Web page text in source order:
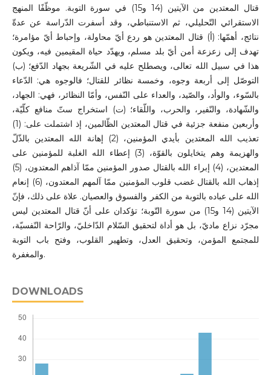
قتال المعتدين من الآيتين (14 و15) في سورة التوبة. موظّفًا المنهج
الاستقرائي التّحليلي، ثم الاستنباطي، وقد أسفرت الدّراسة عن عدةّ
نتائج، أهمّها: (أ) قتال المعتدين هو ردع أيّ محاولة، وإحباط أيّ مؤامرة؛
تهدف إلى زعزعة أمن أيّ بلد مسلم، ويهدّد حياة المقيمين فيه، ويكون
هذا في سبيل الله تعالى، ويصطلح عليه في الشّريعة بجهاد الدّفع؛ (ب)
التوصّل إلى أربعة وجوه، وخمسة نظائر للقتال؛ فالوجوه هي: الدّعاء
بالسّوء، والوأد، والصّيد، والعداء على النّفس، وأمّا النظائر، فهي: الجهاد،
والشّهادة، والنّفير، والحرب، واللّقاء؛ (ت) استخراج ستّ منافع كلّيّة،
وأربعين منفعة جزئية في قتال المعتدين الظّالمين، إذ اشتملت على: (1)
تعذيب الله المعتدين بأيدي المؤمنين، (2) إهانة الله المعتدين بالذّلّ
والهزيمة وهم يتخايلون بالقوّة، (3) إعطاء الله الغلبة للمؤمنين على
المعتدين، (4) إبراء الله بالقتال صدور المؤمنين ممّا آذاهم المعتدون، (5)
إذهاب الله بالقتال غضب قلوب المؤمنين ممّا آلمهم المعتدون، (6) إنعام
الله على عباده بالتوبة من الكفر والفسوق والعصيان. علاة على ذلك، فإنّ
الآيتين (14 و15) من سورة التّوبة؛ تؤكدان على أنّ قتال المعتدين ليس
مجرّد نزاع ماديّ، بل هو أداة لتحقيق السّلام الدّاخليّ، والرّاحة النّفسيّة،
للمجتمع المؤمن، وتحقيق العدل، وتطهير القلوب، وفتح باب التوبة
والمغفرة.
DOWNLOADS